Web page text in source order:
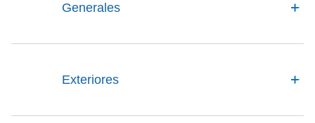
Generales
Exteriores